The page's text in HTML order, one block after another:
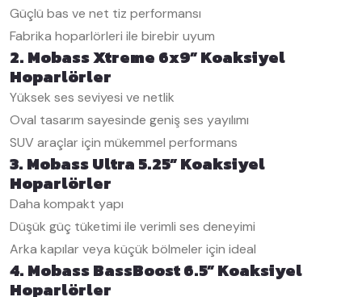
Güçlü bas ve net tiz performansı
Fabrika hoparlörleri ile birebir uyum
2. Mobass Xtreme 6x9” Koaksiyel
Hoparlörler
Yüksek ses seviyesi ve netlik
Oval tasarım sayesinde geniş ses yayılımı
SUV araçlar için mükemmel performans
3. Mobass Ultra 5.25” Koaksiyel
Hoparlörler
Daha kompakt yapı
Düşük güç tüketimi ile verimli ses deneyimi
Arka kapılar veya küçük bölmeler için ideal
4. Mobass BassBoost 6.5” Koaksiyel
Hoparlörler